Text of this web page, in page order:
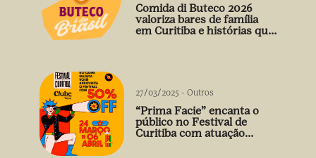
Comida di Buteco 2026
valoriza bares de família
em Curitiba e histórias que
27/03/2025 - Outros
“Prima Facie” encanta o
público no Festival de
Curitiba com atuação